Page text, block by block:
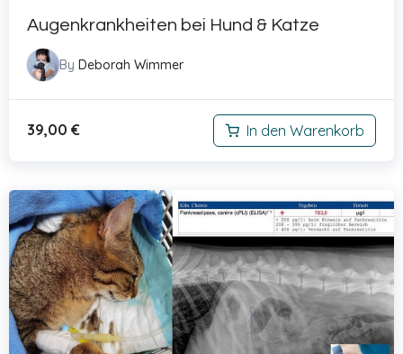
Augenkrankheiten bei Hund & Katze
By Deborah Wimmer
39,00 € In den Warenkorb